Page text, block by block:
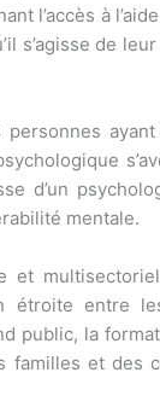
l’accès à
s’agisse de
d’un
mentale.
et
étroite entre
public, la
familles et des